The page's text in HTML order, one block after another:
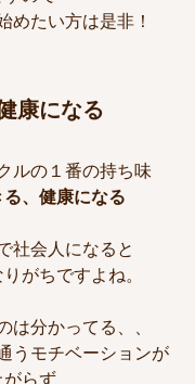
めたい方は是非！
康になる
ルの１番の持ち味
、健康になる
社会人になると
がちですよね。
は分かってる、、
うモチベーションが
がらず